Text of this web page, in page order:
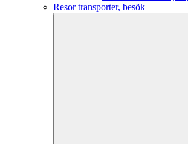
Resor transporter, besök